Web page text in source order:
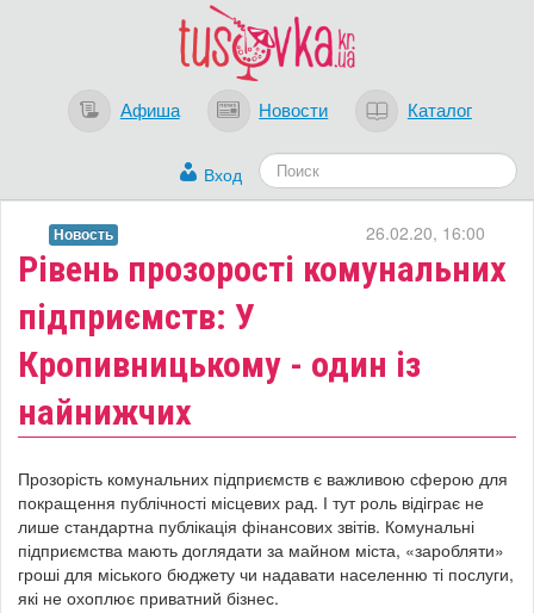
Афиша Новости Каталог
Вход
Рівень прозорості комунальних
підприємств: У
Кропивницькому - один із
найнижчих
26.02.20, 16:00
Новость
Прозорість комунальних підприємств є важливою сферою для
покращення публічності місцевих рад. І тут роль відіграє не
лише стандартна публікація фінансових звітів. Комунальні
підприємства мають доглядати за майном міста, «заробляти»
гроші для міського бюджету чи надавати населенню ті послуги,
які не охоплює приватний бізнес.